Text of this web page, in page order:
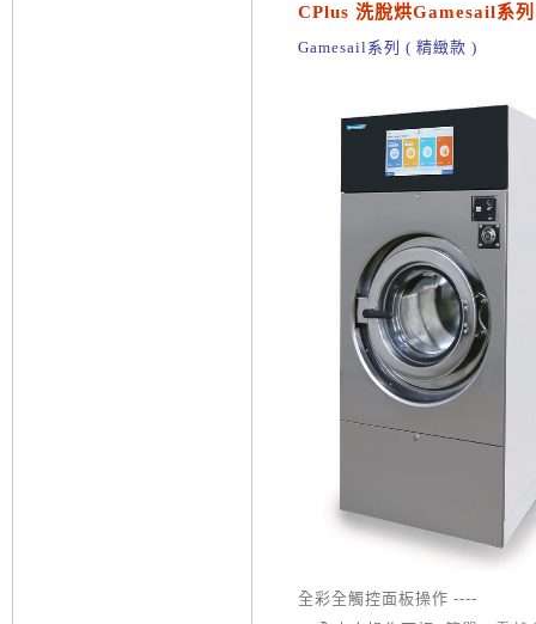
CPlus 洗脫烘Gamesail系
Gamesail系列 ( 精緻款 )
全彩全觸控面板操作 ----